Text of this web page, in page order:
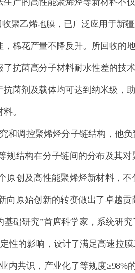
产的高性能聚烯烃等新材料不
聚乙烯地膜，已广泛应用于新
棉花产量不降反升。所回收的
抗菌高分子材料耐水性差的技
菌剂及载体均可达到纳米级，
。
控聚烯烃分子链结构，他负
规结构在分子链间的分布及其
原创及高性能聚烯烃新材料，不
向原始创新的转变做出了卓越
基础研究”首席科学家，系统研
性的影响，设计了满足高速拉膜
内共识，产业化了等规度≥98%